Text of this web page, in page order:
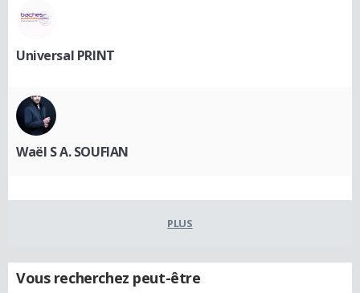
Universal PRINT
Waël S A. SOUFIAN
PLUS
Vous recherchez peut-être